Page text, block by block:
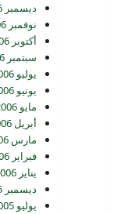
ديسمبر 2006
نوفمبر 2006
أكتوبر 2006
سبتمبر 2006
يوليو 2006
يونيو 2006
مايو 2006
أبريل 2006
مارس 2006
فبراير 2006
يناير 2006
ديسمبر 2005
يوليو 2005